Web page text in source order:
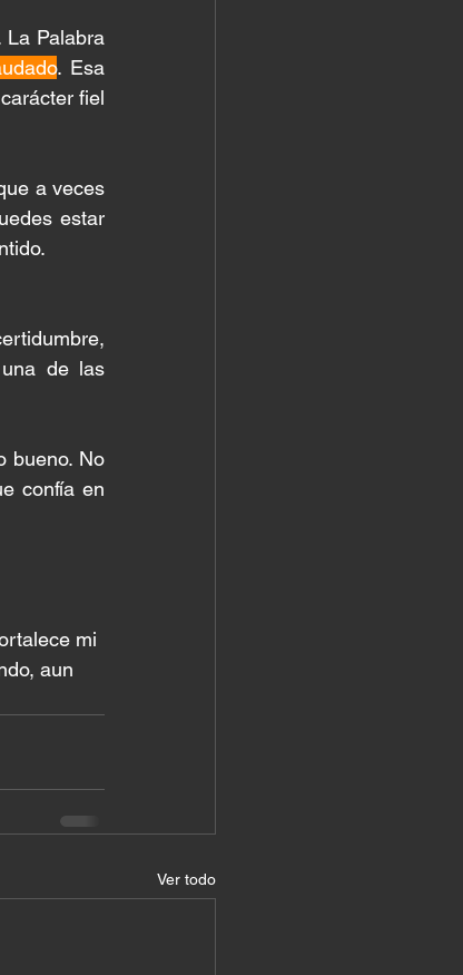
Palabra
. Esa
fiel
a veces
estar
de las
bueno. No
confía en
mi
aun
Ver todo